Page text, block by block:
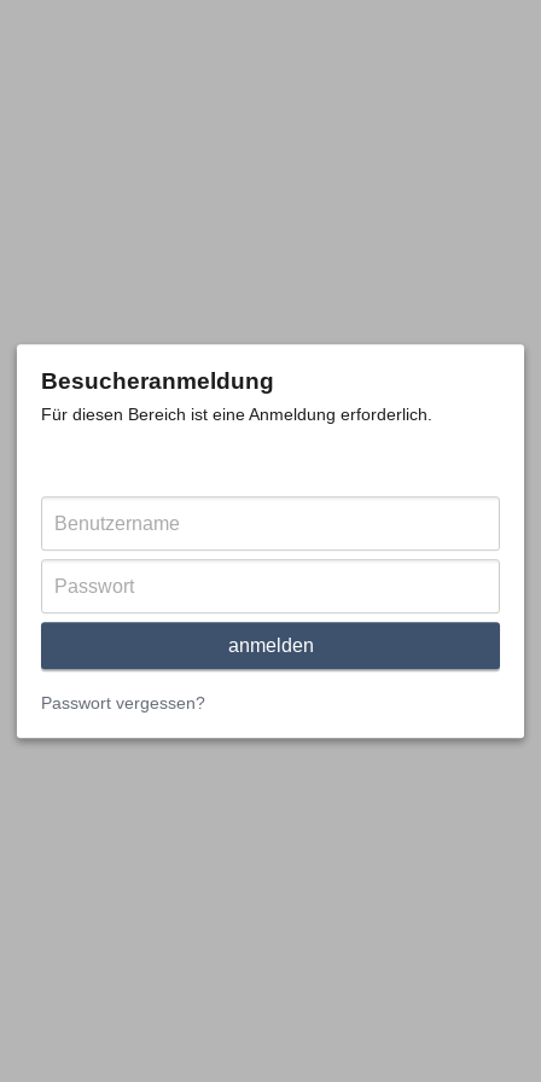
Besucheranmeldung
Für diesen Bereich ist eine Anmeldung erforderlich.
Passwort vergessen?